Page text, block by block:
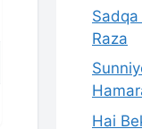
Raza
Hai